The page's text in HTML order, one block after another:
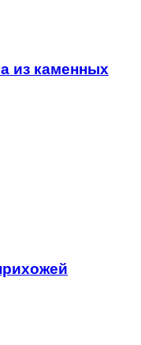
из каменных